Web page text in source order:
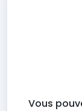
Vous